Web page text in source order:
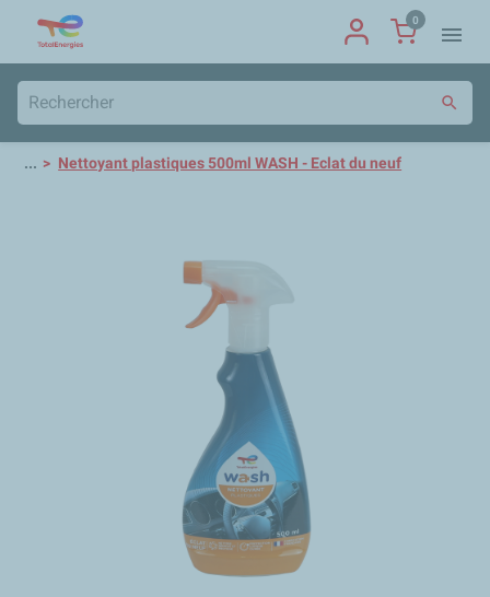
0
menu
search
... Nettoyant plastiques 500ml WASH - Eclat du neuf